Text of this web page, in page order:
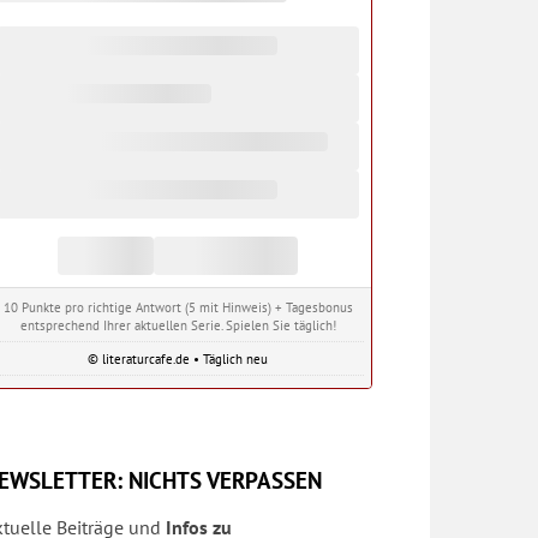
10 Punkte pro richtige Antwort (5 mit Hinweis) + Tagesbonus
entsprechend Ihrer aktuellen Serie. Spielen Sie täglich!
© literaturcafe.de • Täglich neu
NICHTS VERPASSEN
Beiträge und Infos zu